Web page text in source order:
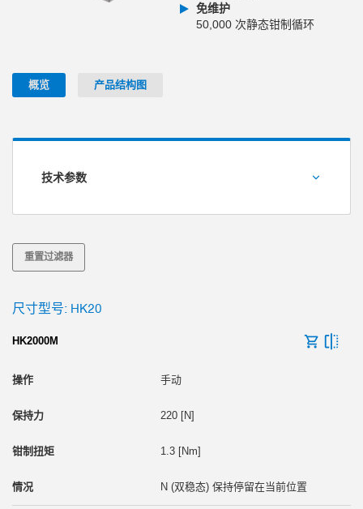
免维护
50,000 次静态钳制循环
概览 产品结构图
技术参数
重置过滤器
尺寸型号: HK20
HK2000M
手动
220 [N]
1.3 [Nm]
N (双稳态) 保持停留在当前位置